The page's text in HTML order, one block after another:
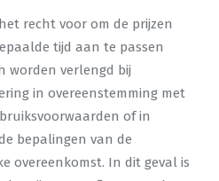
recht voor om de prijzen
tijd aan te passen
worden verlengd bij
in overeenstemming met
of in
bepalingen van de
overeenkomst. In dit geval is